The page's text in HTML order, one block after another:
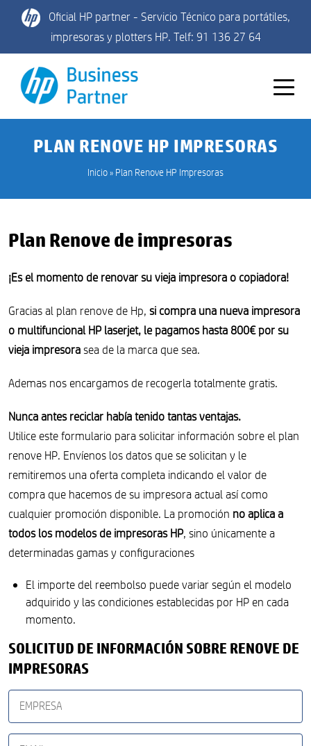
Oficial HP partner - Servicio Técnico para portátiles,
impresoras y plotters HP. Telf: 91 136 27 64
PLAN RENOVE HP IMPRESORAS
Inicio» Plan Renove HP Impresoras
Plan Renove de impresoras
¡Es el momento de renovar su vieja impresora o copiadora!
Gracias al plan renove de Hp, si compra una nueva impresora
o multifuncional HP laserjet, le pagamos hasta 800€ por su
vieja impresorasea de la marca que sea.
Ademas nos encargamos de recogerla totalmente gratis.
Nunca antes reciclar había tenido tantas ventajas.
Utilice este formulario para solicitar información sobre el plan
renove HP. Envíenos los datos que se solicitan y le
remitiremos una oferta completa indicando el valor de
compra que hacemos de su impresora actual así como
cualquier promoción disponible. La promoción no aplica a
todos los modelos de impresoras HP, sino únicamente a
determinadas gamas y configuraciones
El importe del reembolso puede variar según el modelo
adquirido y las condiciones establecidas por HP en cada
momento.
SOLICITUD DE INFORMACIÓN SOBRE RENOVE DE
IMPRESORAS